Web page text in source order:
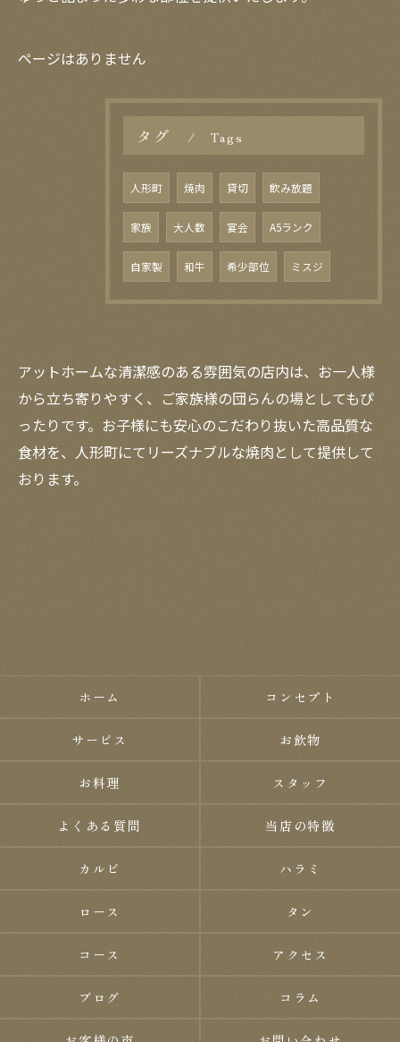
ページはありません
タグ Tags
人形町 焼肉 貸切 飲み放題
家族 大人数 宴会 A5ランク
自家製 和牛 希少部位 ミスジ
アットホームな清潔感のある雰囲気の店内は、お一人様
から立ち寄りやすく、ご家族様の団らんの場としてもぴ
ったりです。お子様にも安心のこだわり抜いた高品質な
食材を、人形町にてリーズナブルな焼肉として提供して
おります。
ホーム コンセプト
サービス お飲物
お料理 スタッフ
よくある質問 当店の特徴
カルビ ハラミ
ロース タン
コース アクセス
ブログ コラム